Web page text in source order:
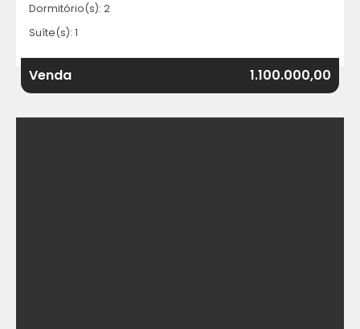
Dormitório(s): 2
Suíte(s): 1
Venda 1.100.000,00